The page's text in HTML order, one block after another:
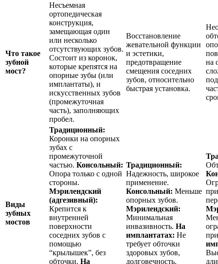
Что такое
зубной
мост?
Несъемная
ортопедическая
конструкция,
замещающая один
или несколько
отсутствующих зубов.
Состоит из коронок,
которые крепятся на
опорные зубы (или
имплантаты), и
искусственных зубов
(промежуточная
часть), заполняющих
пробел.
Восстановление
жевательной функции
и эстетики,
предотвращение
смещения соседних
зубов, относительно
быстрая установка.
на
Виды
зубных
мостов
Традиционный:
Коронки на опорных
зубах с
промежуточной
частью. Консольный:
Опора только с одной
стороны.
Мэрилендский
(адгезивный):
Крепится к
внутренней
поверхности
соседних зубов с
помощью
“крылышек”, без
обточки. На
Традиционный:
Надежность, широкое
применение.
Консольный: Меньше
опорных зубов.
Мэрилендский:
Минимальная
инвазивность. На
имплантатах: Не
требует обточки
здоровых зубов,
долговечность.